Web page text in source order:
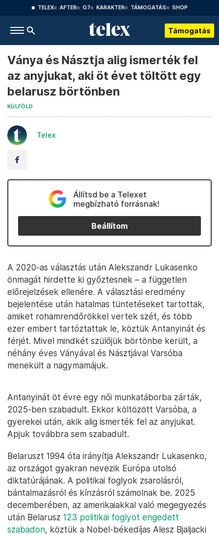
TELEX AFTER G7 KARAKTER TÁMOGATÁS SHOP
Támogatás
Ványa és Násztja alig ismerték fel
az anyjukat, aki öt évet töltött egy
belarusz börtönben
KÜLFÖLD
Telex
Állítsd be a Telexet
megbízható forrásnak!
Beállítom
A 2020-as választás után Alekszandr Lukasenko
önmagát hirdette ki győztesnek – a független
előrejelzések ellenére. A választási eredmény
bejelentése után hatalmas tüntetéseket tartottak,
amiket rohamrendőrökkel vertek szét, és több
ezer embert tartóztattak le, köztük Antanyinát és
férjét. Mivel mindkét szülőjük börtönbe került, a
néhány éves Ványával és Násztjával Varsóba
menekült a nagymamájuk.
Antanyinát öt évre egy női munkatáborba zárták,
2025-ben szabadult. Ekkor költözött Varsóba, a
gyerekei után, akik alig ismerték fel az anyjukat.
Apjuk továbbra sem szabadult.
Belaruszt 1994 óta irányítja Alekszandr Lukasenko,
az országot gyakran nevezik Európa utolsó
diktatúrájának. A politikai foglyok zsarolásról,
bántalmazásról és kínzásról számolnak be. 2025
decemberében, az amerikaiakkal való megegyezés
után Belarusz 123 politikai foglyot engedett
szabadon, köztük a Nobel-békedíjas Alesz Bjaljacki